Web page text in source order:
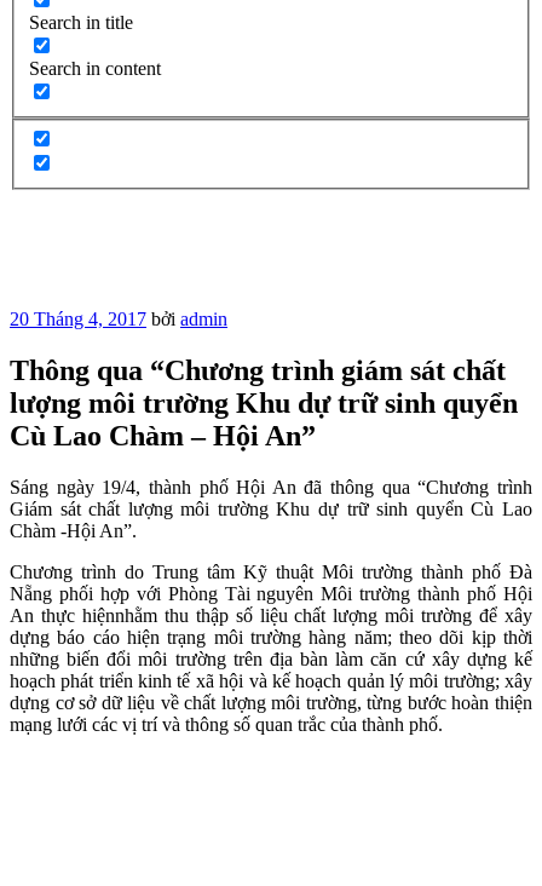
Search in title
Search in content
Đăng
20 Tháng 4, 2017 bởi admin
Thông qua “Chương trình giám sát chất
lượng môi trường Khu dự trữ sinh quyển
Cù Lao Chàm – Hội An”
Sáng ngày 19/4, thành phố Hội An đã thông qua “Chương trình
Giám sát chất lượng môi trường Khu dự trữ sinh quyển Cù Lao
Chàm -Hội An”.
Chương trình do Trung tâm Kỹ thuật Môi trường thành phố Đà
Nẵng phối hợp với Phòng Tài nguyên Môi trường thành phố Hội
An thực hiệnnhằm thu thập số liệu chất lượng môi trường để xây
dựng báo cáo hiện trạng môi trường hàng năm; theo dõi kịp thời
những biến đổi môi trường trên địa bàn làm căn cứ xây dựng kế
hoạch phát triển kinh tế xã hội và kế hoạch quản lý môi trường; xây
dựng cơ sở dữ liệu về chất lượng môi trường, từng bước hoàn thiện
mạng lưới các vị trí và thông số quan trắc của thành phố.